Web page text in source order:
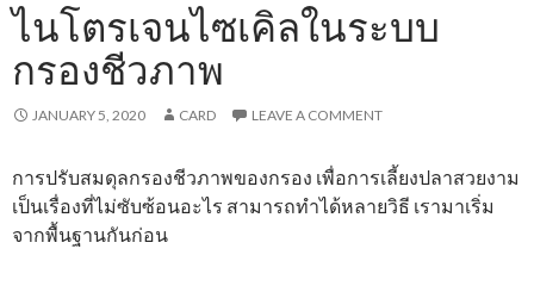
ไนโตรเจนไซเคิลในระบบ
กรองชีวภาพ
JANUARY 5, 2020 CARD LEAVE A COMMENT
การปรับสมดุลกรองชีวภาพของกรอง เพื่อการเลี้ยงปลาสวยงาม
เป็นเรื่องที่ไม่ซับซ้อนอะไร สามารถทำได้หลายวิธี เรามาเริ่ม
จากพื้นฐานกันก่อน